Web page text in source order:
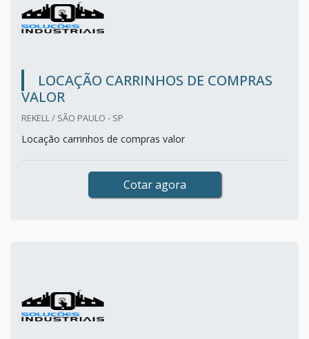
LOCAÇÃO CARRINHOS DE COMPRAS
VALOR
REKELL / SÃO PAULO - SP
Locação carrinhos de compras valor
Cotar agora